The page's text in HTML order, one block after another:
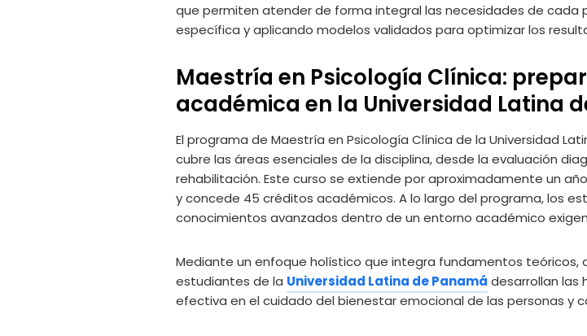
que permiten atender de forma integral las necesidades de
específica y aplicando modelos validados para optimizar los
Maestría en Psicología Clínica:
académica en la Universidad Latina
El programa de Maestría en Psicología Clínica de la Universidad
cubre las áreas esenciales de la disciplina, desde la evaluación
rehabilitación. Este curso se extiende por aproximadamente un
y concede 45 créditos académicos. A lo largo del programa, los
conocimientos avanzados dentro de un entorno académico
Mediante un enfoque holístico que integra fundamentos teóricos,
estudiantes de la Universidad Latina de Panamá desarrollan las
efectiva en el cuidado del bienestar emocional de las personas y